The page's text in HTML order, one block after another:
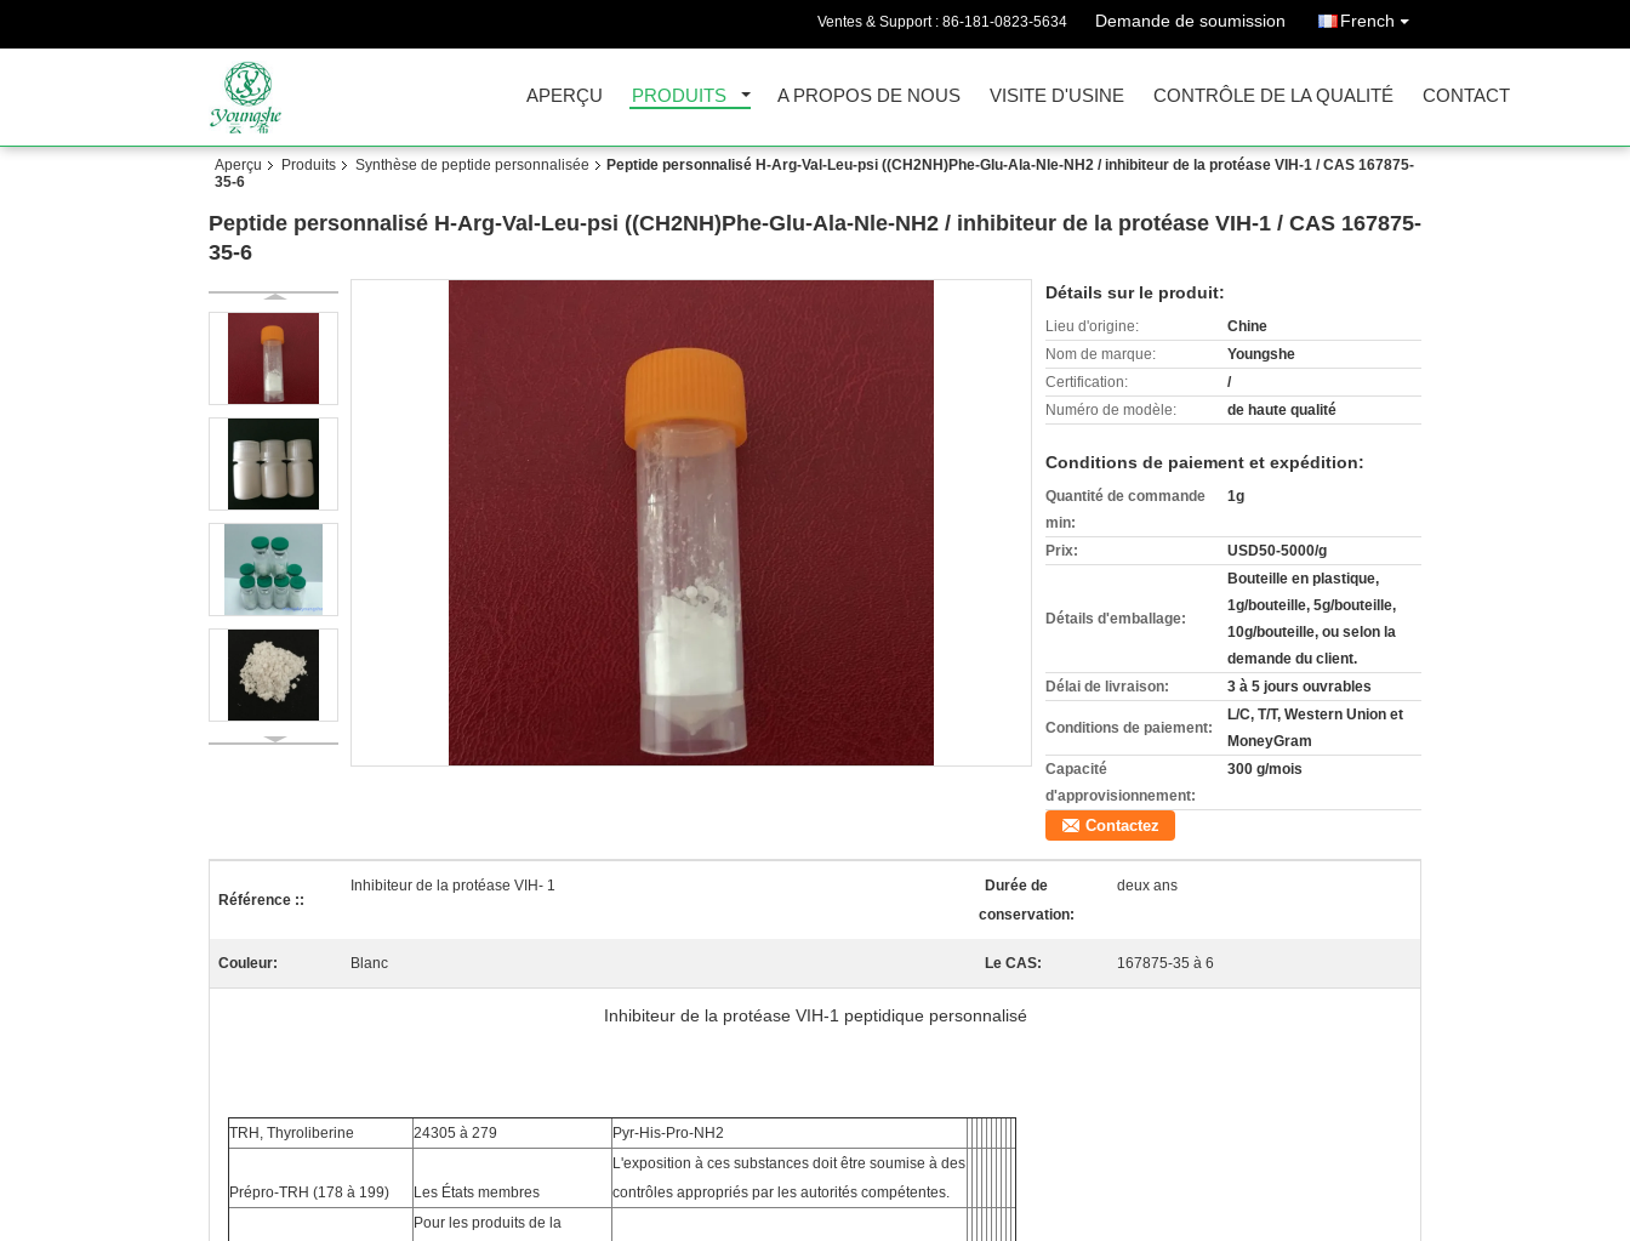
Ventes & Support : 86-181-0823-5634 Demande de soumission French
APERÇU PRODUITS A PROPOS DE NOUS VISITE D'USINE CONTRÔLE DE LA QUALITÉ CONTACT
Aperçu Produits Synthèse de peptide personnalisée
Peptide personnalisé H-Arg-Val-Leu-psi ((CH2NH)Phe-Glu-Ala-Nle-NH2 / inhibiteur de la protéase VIH-1 / CAS 167875-
35-6
Peptide personnalisé H-Arg-Val-Leu-psi ((CH2NH)Phe-Glu-Ala-Nle-NH2 / inhibiteur de la protéase VIH-1 / CAS 167875-
35-6
Détails sur le produit:
Lieu d'origine:
Chine
Nom de marque:
Youngshe
Certification:
/
Numéro de modèle:
de haute qualité
Conditions de paiement et expédition:
Quantité de commande
min:
1g
Prix: USD50-5000/g
Détails d'emballage:
Bouteille en plastique,
1g/bouteille, 5g/bouteille,
10g/bouteille, ou selon la
demande du client.
Délai de livraison:
3 à 5 jours ouvrables
Conditions de paiement:
L/C, T/T, Western Union et
MoneyGram
Capacité
d'approvisionnement:
300 g/mois
Contactez
Référence ::
Inhibiteur de la protéase VIH- 1
Durée de
conservation:
deux ans
Couleur: Blanc Le CAS: 167875-35 à 6
Inhibiteur de la protéase VIH-1 peptidique personnalisé
TRH, Thyroliberine 24305 à 279 Pyr-His-Pro-NH2
Prépro-TRH (178 à 199) Les États membres
L'exposition à ces substances doit être soumise à des
contrôles appropriés par les autorités compétentes.
Pour les produits de la